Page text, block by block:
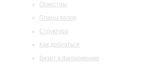
Оркестры
Планы залов
Структура
Как добраться
Визит в филармонию